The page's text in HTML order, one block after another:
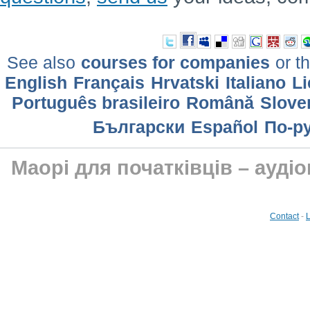
See also courses for companies or
English Français Hrvatski Italiano
Português brasileiro Română
Български Еspañol По-
Маорі для початківців –
Contact-